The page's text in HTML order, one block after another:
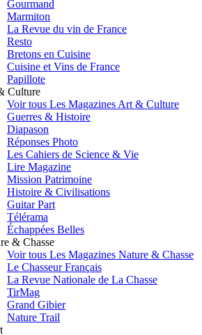
Gourmand
Marmiton
La Revue du vin de France
Resto
Bretons en Cuisine
Cuisine et Vins de France
Papillote
Culture
Voir tous Les Magazines Art & Culture
Guerres & Histoire
Diapason
Réponses Photo
Les Cahiers de Science & Vie
Lire Magazine
Mission Patrimoine
Histoire & Civilisations
Guitar Part
Télérama
Échappées Belles
& Chasse
Voir tous Les Magazines Nature & Chasse
Le Chasseur Français
La Revue Nationale de La Chasse
TirMag
Grand Gibier
Nature Trail